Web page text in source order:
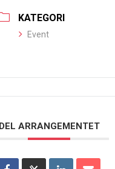
KATEGORI
Event
DEL ARRANGEMENTET